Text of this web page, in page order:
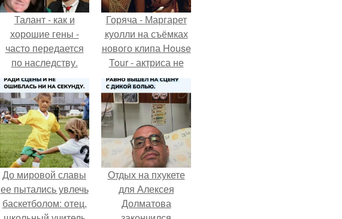
Талант - как и
хорошие гены -
часто передается
по наследству.
Горяча - Маргарет
куолли на съёмках
нового клипа House
Tour - актриса не
только появилась в
кадре, но и
выступила в роли
сорежиссёра
проекта.
До мировой славы
ее пытались увлечь
баскетболом: отец,
Отдых на пхукете
для Алексея
Долматова